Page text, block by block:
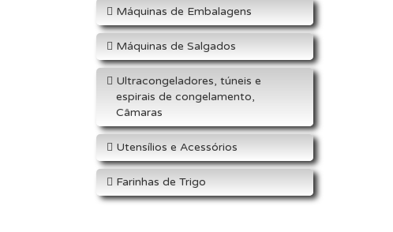
Máquinas de Embalagens
Máquinas de Salgados
Ultracongeladores, túneis e
espirais de congelamento,
Câmaras
Utensílios e Acessórios
Farinhas de Trigo